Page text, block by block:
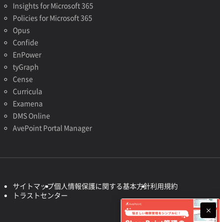
Insights for Microsoft 365
Policies for Microsoft 365
Opus
Confide
EnPower
tyGraph
Cense
Curricula
Examena
DMS Online
AvePoint Portal Manager
サイトマップ個人情報保護に関する基本方針利用規約
トラストセンター